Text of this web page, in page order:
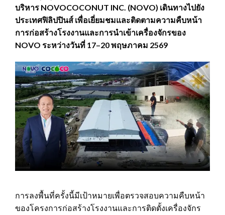
บริหาร NOVOCOCONUT INC. (NOVO) เดินทางไปยัง
ประเทศฟิลิปปินส์ เพื่อเยี่ยมชมและติดตามความคืบหน้า
การก่อสร้างโรงงานและการนำเข้าเครื่องจักรของ
NOVO ระหว่างวันที่ 17–20 พฤษภาคม 2569
การลงพื้นที่ครั้งนี้มีเป้าหมายเพื่อตรวจสอบความคืบหน้า
ของโครงการก่อสร้างโรงงานและการติดตั้งเครื่องจักร